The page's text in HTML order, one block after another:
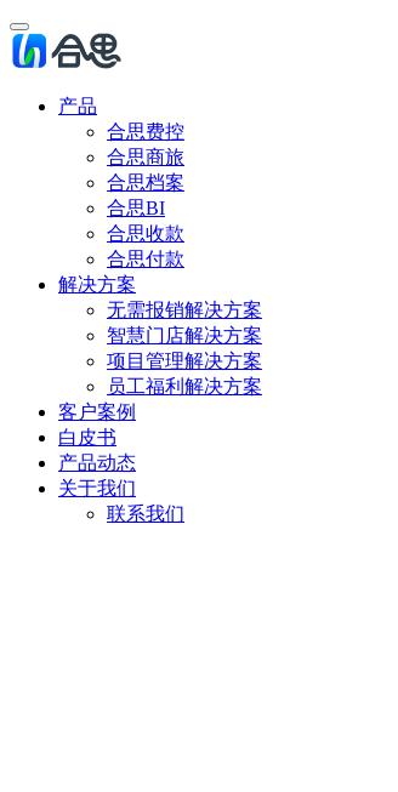
产品
合思费控
合思商旅
合思档案
合思BI
合思收款
合思付款
解决方案
无需报销解决方案
智慧门店解决方案
项目管理解决方案
员工福利解决方案
客户案例
白皮书
产品动态
关于我们
联系我们